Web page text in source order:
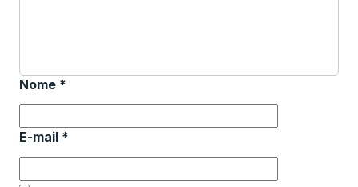
Nome *
E-mail *